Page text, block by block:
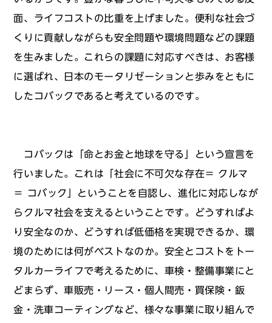
面、ライフコストの比重を上げました。便利な社会づ
くりに貢献しながらも安全問題や環境問題などの課題
を生みました。これらの課題に対応すべきは、お客様
に選ばれ、日本のモータリゼーションと歩みをともに
したコバックであると考えているのです。
コバックは「命とお金と地球を守る」という宣言を
行いました。これは「社会に不可欠な存在＝ クルマ
＝ コバック」ということを自認し、進化に対応しなが
らクルマ社会を支えるということです。どうすればよ
り安全なのか、どうすれば低価格を実現できるか、環
境のためには何がベストなのか。安全とコストをトー
タルカーライフで考えるために、車検・整備事業にと
どまらず、車販売・リース・個人間売・買保険・鈑
金・洗車コーティングなど、様々な事業に取り組んで